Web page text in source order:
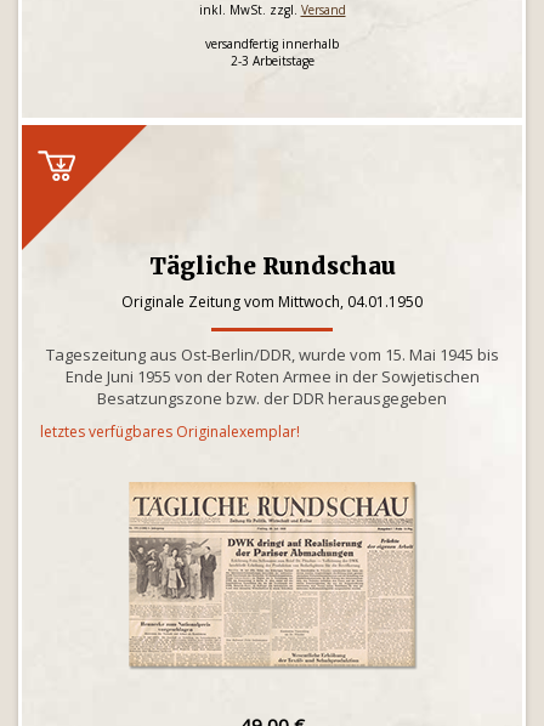
inkl. MwSt. zzgl. Versand
versandfertig innerhalb
2-3 Arbeitstage
Tägliche Rundschau
Originale Zeitung vom Mittwoch, 04.01.1950
Tageszeitung aus Ost-Berlin/DDR, wurde vom 15. Mai 1945 bis
Ende Juni 1955 von der Roten Armee in der Sowjetischen
Besatzungszone bzw. der DDR herausgegeben
letztes verfügbares Originalexemplar!